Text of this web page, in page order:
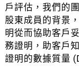
戶評估，我們的
股東成員的背景
明從而協助客戶
務證明，助客戶
證明的數據質量